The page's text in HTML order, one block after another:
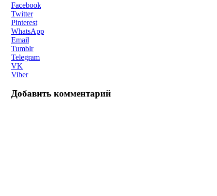
Facebook
Twitter
Pinterest
WhatsApp
Email
Tumblr
Telegram
VK
Viber
Добавить комментарий